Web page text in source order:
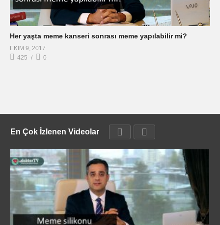
Her yaşta meme kanseri sonrası meme yapılabilir mi?
EKIM 9, 2017
425
0
En Çok İzlenen Videolar